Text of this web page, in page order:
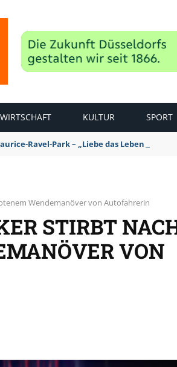
WIRTSCHAFT KULTUR SPORT
Ravel-Park – „Liebe das Leben –
Wendemanöver von Autofahrerin
STIRBT
VON